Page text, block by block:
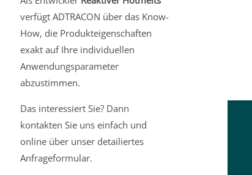
verfügt ADTRACON über das Know-
How, die Produkteigenschaften
exakt auf Ihre individuellen
Anwendungsparameter
abzustimmen.
Das interessiert Sie? Dann
kontakten Sie uns einfach und
online über unser detailiertes
Anfrageformular.